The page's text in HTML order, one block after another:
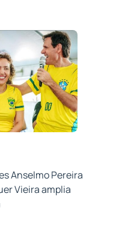
Anselmo Pereira
Vieira amplia